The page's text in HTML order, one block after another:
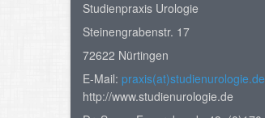
Studienpraxis Urologie
Steinengrabenstr. 17
72622 Nürtingen
E-Mail: praxis(at)studienurologie.de
http://www.studienurologie.de